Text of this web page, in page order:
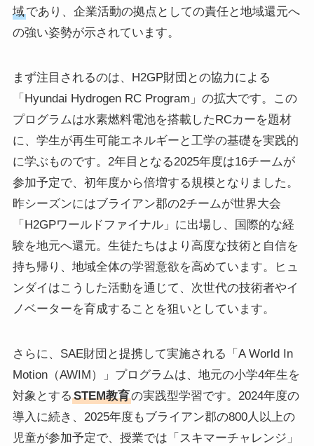
域であり、企業活動の拠点としての責任と地域還元へ
の強い姿勢が示されています。
まず注目されるのは、H2GP財団との協力による
「Hyundai Hydrogen RC Program」の拡大です。この
プログラムは水素燃料電池を搭載したRCカーを題材
に、学生が再生可能エネルギーと工学の基礎を実践的
に学ぶものです。2年目となる2025年度は16チームが
参加予定で、初年度から倍増する規模となりました。
昨シーズンにはブライアン郡の2チームが世界大会
「H2GPワールドファイナル」に出場し、国際的な経
験を地元へ還元。生徒たちはより高度な技術と自信を
持ち帰り、地域全体の学習意欲を高めています。ヒュ
ンダイはこうした活動を通じて、次世代の技術者やイ
ノベーターを育成することを狙いとしています。
さらに、SAE財団と提携して実施される「A World In
Motion（AWIM）」プログラムは、地元の小学4年生を
対象とする STEM教育の実践型学習です。2024年度の
導入に続き、2025年度もブライアン郡の800人以上の
児童が参加予定で、授業では「スキマーチャレンジ」